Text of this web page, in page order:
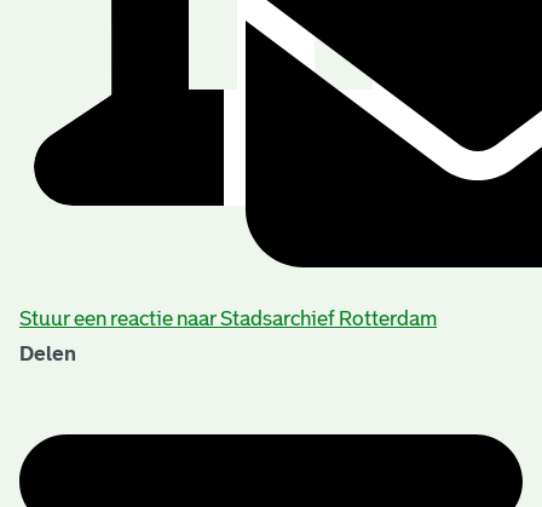
Stuur een reactie naar Stadsarchief Rotterdam
Delen